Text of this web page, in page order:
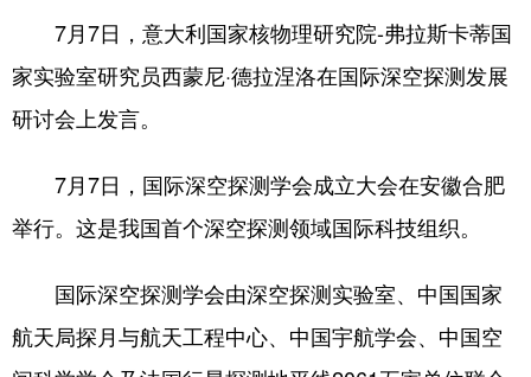
7月7日，意大利国家核物理研究院-弗拉斯卡蒂国
家实验室研究员西蒙尼·德拉涅洛在国际深空探测发展
研讨会上发言。
7月7日，国际深空探测学会成立大会在安徽合肥
举行。这是我国首个深空探测领域国际科技组织。
国际深空探测学会由深空探测实验室、中国国家
航天局探月与航天工程中心、中国宇航学会、中国空